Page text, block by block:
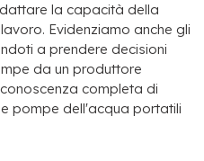
la capacità della
Evidenziamo anche gli
a prendere decisioni
da un produttore
completa di
pompe dell'acqua portatili